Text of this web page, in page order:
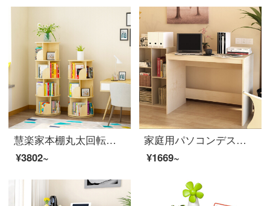
慧楽家本棚丸太回転雑誌絵本収納書棚学生書斎シンプル収納三階棚39幅
¥3802~
家庭用パソコンデスクトップパソコン学習デスク白楓色11080
¥1669~